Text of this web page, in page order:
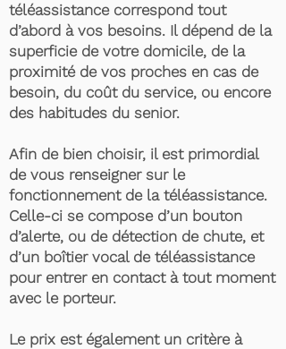
téléassistance correspond tout
d’abord à vos besoins. Il dépend de la
superficie de votre domicile, de la
proximité de vos proches en cas de
besoin, du coût du service, ou encore
des habitudes du senior.
Afin de bien choisir, il est primordial
de vous renseigner sur le
fonctionnement de la téléassistance.
Celle-ci se compose d’un bouton
d’alerte, ou de détection de chute, et
d’un boîtier vocal de téléassistance
pour entrer en contact à tout moment
avec le porteur.
Le prix est également un critère à